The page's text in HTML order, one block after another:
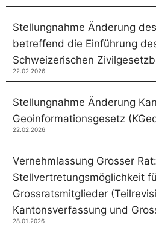
Stellungnahme Änderung
betreffend die Einführung
Schweizerischen
22.02.2026
Stellungnahme Änderung
Geoinformationsgesetz
22.02.2026
Vernehmlassung Grosser Rat:
Stellvertretungsmöglichkeit
Grossratsmitglieder
Kantonsverfassung und
28.01.2026